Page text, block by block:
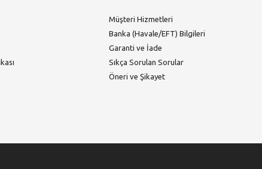
Müşteri Hizmetleri
Banka (Havale/EFT) Bilgileri
Garanti ve İade
Sıkça Sorulan Sorular
Öneri ve Şikayet